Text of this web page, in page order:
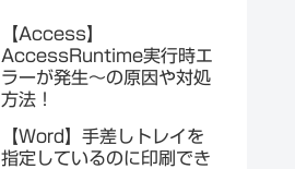
【Access】
AccessRuntime実行時エ
ラーが発生～の原因や対処
方法！
【Word】手差しトレイを
指定しているのに印刷でき